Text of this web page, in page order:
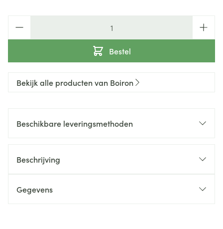
Bestel
Bekijk alle producten van Boiron
Beschikbare leveringsmethoden
Beschrijving
Gegevens